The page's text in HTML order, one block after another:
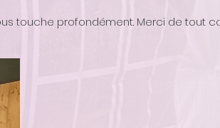
touche profondément. Merci de tout